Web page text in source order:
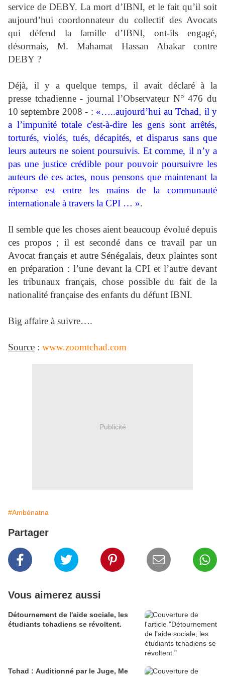
service de DEBY. La mort d’IBNI, et le fait qu’il soit
aujourd’hui coordonnateur du collectif des Avocats
qui défend la famille d’IBNI, ont-ils engagé,
désormais, M. Mahamat Hassan Abakar contre
DEBY ?
Déjà, il y a quelque temps, il avait déclaré à la
presse tchadienne - journal l’Observateur N° 476 du
10 septembre 2008 - : «…..aujourd’hui au Tchad, il y
a l’impunité totale c'est-à-dire les gens sont arrêtés,
torturés, violés, tués, décapités, et disparus sans que
leurs auteurs ne soient poursuivis. Et comme, il n’y a
pas une justice crédible pour pouvoir poursuivre les
auteurs de ces actes, nous pensons que maintenant la
réponse est entre les mains de la communauté
internationale à travers la CPI … ».
Il semble que les choses aient beaucoup évolué depuis
ces propos ; il est secondé dans ce travail par un
Avocat français et autre Sénégalais, deux plaintes sont
en préparation : l’une devant la CPI et l’autre devant
les tribunaux français, chose possible du fait de la
nationalité française des enfants du défunt IBNI.
Big affaire à suivre….
Source : www.zoomtchad.com
Publicité
#Ambénatna
Partager
Vous aimerez aussi
Détournement de l'aide sociale, les
étudiants tchadiens se révoltent.
Tchad : Auditionné par le Juge, Me